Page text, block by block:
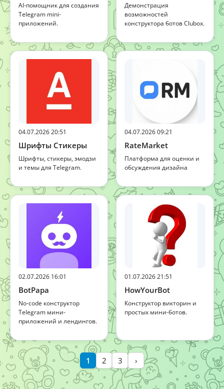
AI-помощник для создания
Telegram mini-
приложений.
Демонстрация
возможностей
конструктора ботов Clubox.
04.07.2026 20:51
Шрифты Стикеры
Шрифты, стикеры, эмодзи
и темы для Telegram.
04.07.2026 09:21
RateMarket
Платформа для оценки и
обсуждения дизайна
02.07.2026 16:01
BotPapa
No-code конструктор
Telegram мини-
приложений и лендингов.
01.07.2026 21:51
HowYourBot
Конструктор викторин и
простых мини-ботов.
1 2 3 ›